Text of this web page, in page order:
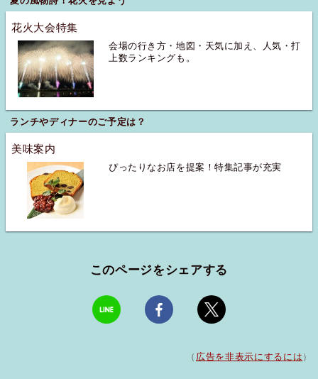
花火大会特集
会場の行き方・地図・天気に加え、人気・打
上数ランキングも。
ランチやディナーのご予定は？
美味案内
ぴったりなお店を提案！特集記事が充実
このページをシェアする
（ 広告を非表示にするには ）